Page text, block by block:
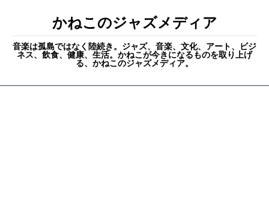
かねこのジャズメディア
音楽は孤島ではなく陸続き。ジャズ、音楽、文化、アート、ビジ
ネス、飲食、健康、生活。かねこが今きになるものを取り上げ
る、かねこのジャズメディア。